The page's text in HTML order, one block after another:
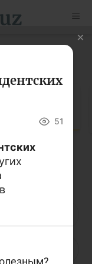
Рус
51